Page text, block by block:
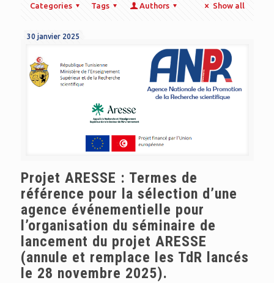
Categories Tags Authors Show all
30 janvier 2025
Projet ARESSE : Termes de
référence pour la sélection d’une
agence événementielle pour
l’organisation du séminaire de
lancement du projet ARESSE
(annule et remplace les TdR lancés
le 28 novembre 2025).